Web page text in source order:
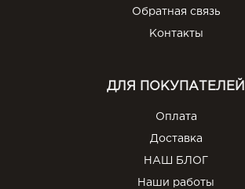
Обратная связь
Контакты
ДЛЯ ПОКУПАТЕЛЕЙ
Оплата
Доставка
НАШ БЛОГ
Наши работы